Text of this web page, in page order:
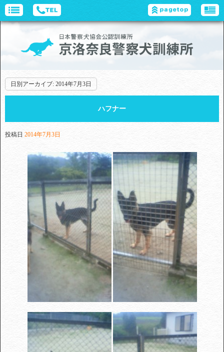
日別アーカイブ: 2014年7月3日
ハフナー
投稿日 2014年7月3日